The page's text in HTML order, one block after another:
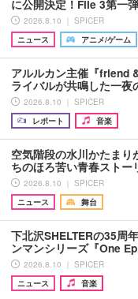
に公開決定！File 3第一
2026.8.10 ｜ SPICER
ニュース
アニメ/ゲーム
アルルカン主催『friend
ライバルが共鳴した一
2026.8.10 ｜ SPICER
レポート
音楽
空気階段の水川かたま
ちのほろ苦い青春スト
2026.8.10 ｜ SPICER
ニュース
舞台
下北沢SHELTERの35周
ンマンシリーズ『One
2026.8.10 ｜ SPICER
ニュース
音楽